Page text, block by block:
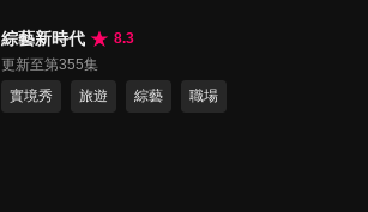
綜藝新時代
8.3
更新至第355集
實境秀
旅遊 綜藝 職場